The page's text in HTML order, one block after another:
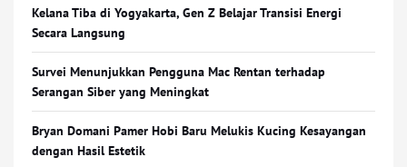
Kelana Tiba di Yogyakarta, Gen Z Belajar Transisi Energi
Secara Langsung
Survei Menunjukkan Pengguna Mac Rentan terhadap
Serangan Siber yang Meningkat
Bryan Domani Pamer Hobi Baru Melukis Kucing Kesayangan
dengan Hasil Estetik